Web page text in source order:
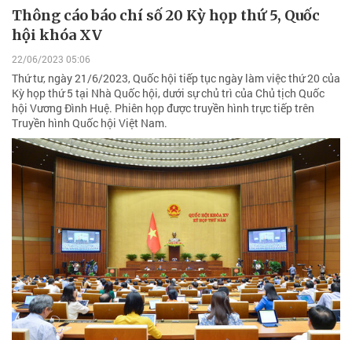
Thông cáo báo chí số 20 Kỳ họp thứ 5, Quốc
hội khóa XV
22/06/2023 05:06
Thứ tư, ngày 21/6/2023, Quốc hội tiếp tục ngày làm việc thứ 20 của
Kỳ họp thứ 5 tại Nhà Quốc hội, dưới sự chủ trì của Chủ tịch Quốc
hội Vương Đình Huệ. Phiên họp được truyền hình trực tiếp trên
Truyền hình Quốc hội Việt Nam.